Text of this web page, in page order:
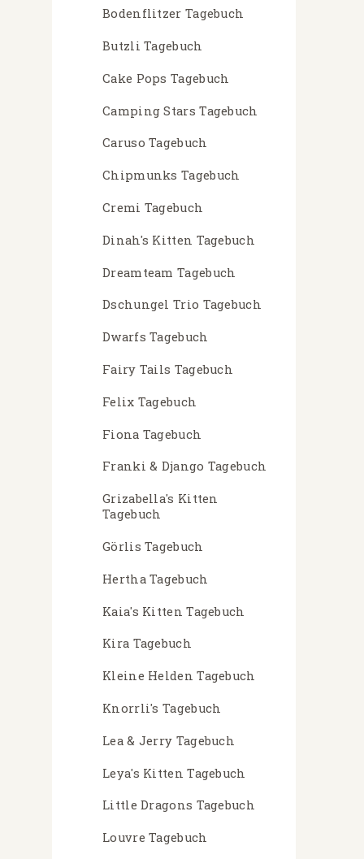
Bodenflitzer Tagebuch
Butzli Tagebuch
Cake Pops Tagebuch
Camping Stars Tagebuch
Caruso Tagebuch
Chipmunks Tagebuch
Cremi Tagebuch
Dinah's Kitten Tagebuch
Dreamteam Tagebuch
Dschungel Trio Tagebuch
Dwarfs Tagebuch
Fairy Tails Tagebuch
Felix Tagebuch
Fiona Tagebuch
Franki & Django Tagebuch
Grizabella's Kitten
Tagebuch
Görlis Tagebuch
Hertha Tagebuch
Kaia's Kitten Tagebuch
Kira Tagebuch
Kleine Helden Tagebuch
Knorrli's Tagebuch
Lea & Jerry Tagebuch
Leya's Kitten Tagebuch
Little Dragons Tagebuch
Louvre Tagebuch